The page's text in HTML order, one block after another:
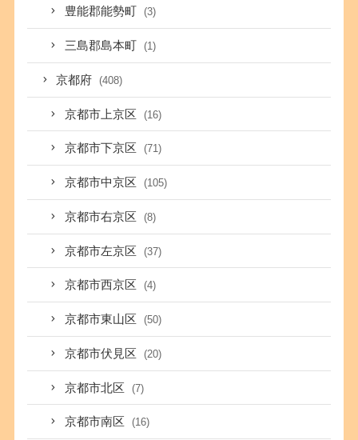
豊能郡能勢町 (3)
三島郡島本町 (1)
京都府 (408)
京都市上京区 (16)
京都市下京区 (71)
京都市中京区 (105)
京都市右京区 (8)
京都市左京区 (37)
京都市西京区 (4)
京都市東山区 (50)
京都市伏見区 (20)
京都市北区 (7)
京都市南区 (16)